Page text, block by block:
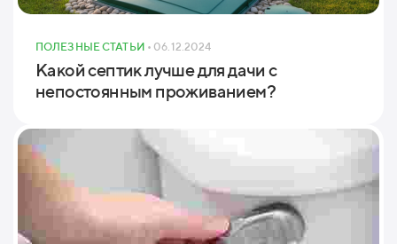
ПОЛЕЗНЫЕ СТАТЬИ • 06.12.2024
Какой септик лучше для дачи с
непостоянным проживанием?